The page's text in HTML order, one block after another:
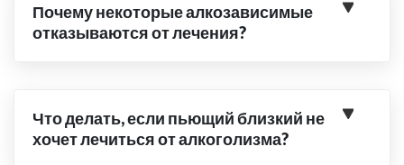
Почему некоторые алкозависимые
отказываются от лечения?
Что делать, если пьющий близкий не
хочет лечиться от алкоголизма?